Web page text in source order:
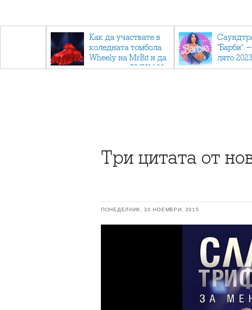
Как да участвате в
коледната томбола
Wheely на MrBit и да
спечелите BMW 120
"Барби"
лято
Три цитата от
ПОНЕДЕЛНИК, 30 НОЕМВРИ, 2015